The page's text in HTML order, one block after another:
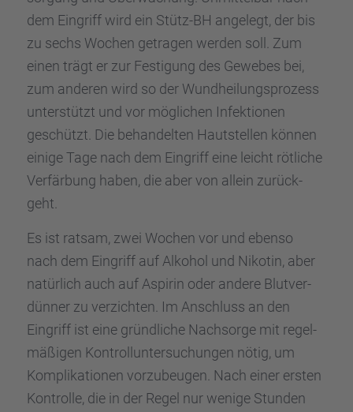
dem Eingriff wird ein Stütz-BH angelegt, der bis
zu sechs Wochen getra­gen werden soll. Zum
einen trägt er zur Festi­gung des Gewebes bei,
zum anderen wird so der Wundhei­lungs­pro­zess
unter­stützt und vor mögli­chen Infek­tio­nen
geschützt. Die behan­del­ten Hautstel­len können
einige Tage nach dem Eingriff eine leicht rötli­che
Verfär­bung haben, die aber von allein zurück­
geht.
Es ist ratsam, zwei Wochen vor und ebenso
nach dem Eingriff auf Alkohol und Nikotin, aber
natür­lich auch auf Aspirin oder andere Blutver­
dün­ner zu verzich­ten. Im Anschluss an den
Eingriff ist eine gründ­li­che Nachsorge mit regel­
mä­ßi­gen Kontroll­un­ter­su­chun­gen nötig, um
Kompli­ka­tio­nen vorzu­beu­gen. Nach einer ersten
Kontrolle, die in der Regel nur wenige Stunden